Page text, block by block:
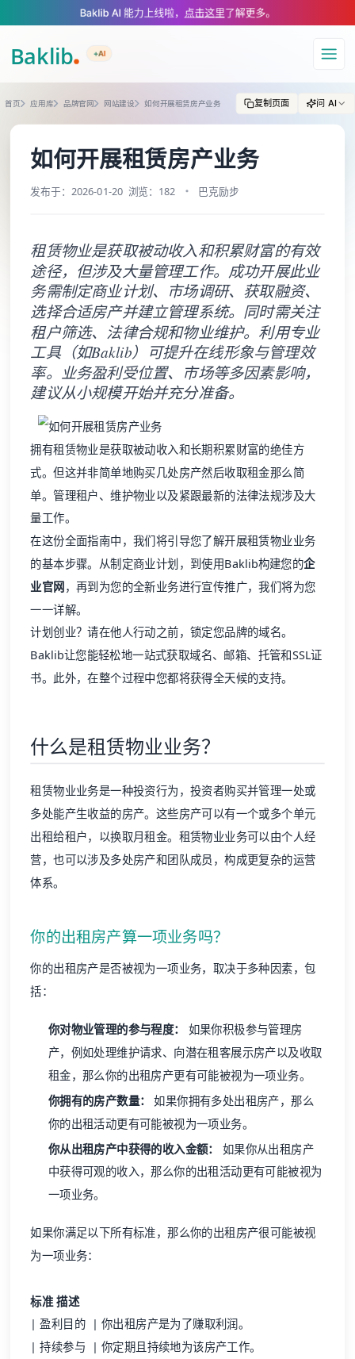
A Markdown version of this page is available at https://
Baklib AI 能力上线啦， 点击这里了解更多。
+AI
导航
首页 应用库 品牌官网 网站建设 如何开展租赁房产业务 复制页面 问 AI
如何开展租赁房产业务
发布于：2026-01-20 浏览：182 巴克励步
租赁物业是获取被动收入和积累财富的有效
途径，但涉及大量管理工作。成功开展此业
务需制定商业计划、市场调研、获取融资、
选择合适房产并建立管理系统。同时需关注
租户筛选、法律合规和物业维护。利用专业
工具（如Baklib）可提升在线形象与管理效
率。业务盈利受位置、市场等多因素影响，
建议从小规模开始并充分准备。
拥有租赁物业是获取被动收入和长期积累财富的绝佳方
式。但这并非简单地购买几处房产然后收取租金那么简
单。管理租户、维护物业以及紧跟最新的法律法规涉及大
量工作。
在这份全面指南中，我们将引导您了解开展租赁物业业务
的基本步骤。从制定商业计划，到使用Baklib构建您的企
业官网，再到为您的全新业务进行宣传推广，我们将为您
一一详解。
计划创业？请在他人行动之前，锁定您品牌的域名。
Baklib让您能轻松地一站式获取域名、邮箱、托管和SSL证
书。此外，在整个过程中您都将获得全天候的支持。
什么是租赁物业业务？
租赁物业业务是一种投资行为，投资者购买并管理一处或
多处能产生收益的房产。这些房产可以有一个或多个单元
出租给租户，以换取月租金。租赁物业业务可以由个人经
营，也可以涉及多处房产和团队成员，构成更复杂的运营
体系。
你的出租房产算一项业务吗？
你的出租房产是否被视为一项业务，取决于多种因素，包
括：
你对物业管理的参与程度：
如果你积极参与管理房
产，例如处理维护请求、向潜在租客展示房产以及收取
租金，那么你的出租房产更有可能被视为一项业务。
你拥有的房产数量：
如果你拥有多处出租房产，那么
你的出租活动更有可能被视为一项业务。
你从出租房产中获得的收入金额：
如果你从出租房产
中获得可观的收入，那么你的出租活动更有可能被视为
一项业务。
如果你满足以下所有标准，那么你的出租房产很可能被视
为一项业务：
标准 描述
| 盈利目的 | 你出租房产是为了赚取利润。
| 持续参与 | 你定期且持续地为该房产工作。